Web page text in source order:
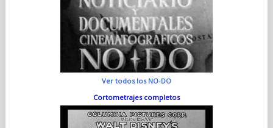
Ver todos los NO-DO
Cortometrajes completos